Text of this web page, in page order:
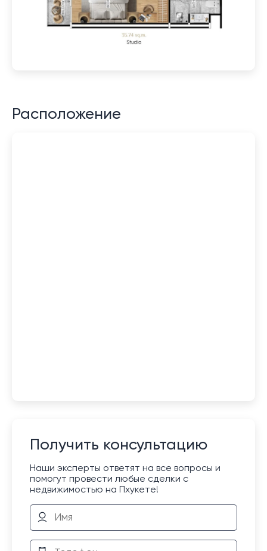
Расположение
Получить консультацию
Наши эксперты ответят на все вопросы и
помогут провести любые сделки с
недвижимостью на Пхукете!